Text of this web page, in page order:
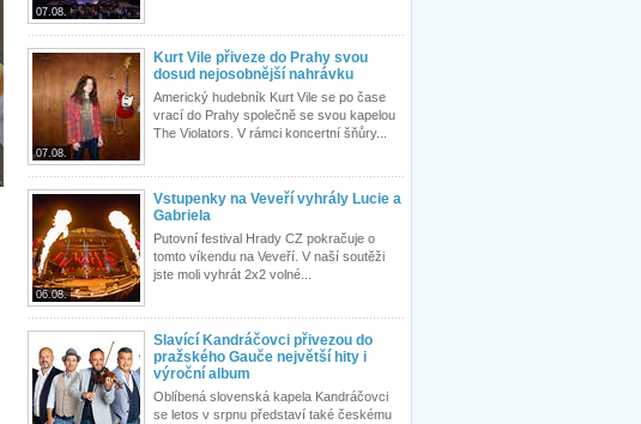
07.08.
07.08.
Kurt Vile přiveze do Prahy svou
dosud nejosobnější nahrávku
Americký hudebník Kurt Vile se po čase
vrací do Prahy společně se svou kapelou
The Violators. V rámci koncertní šňůry...
06.08.
Vstupenky na Veveří vyhrály Lucie a
Gabriela
Putovní festival Hrady CZ pokračuje o
tomto víkendu na Veveří. V naší soutěži
jste moli vyhrát 2x2 volné...
Slavící Kandráčovci přivezou do
pražského Gauče největší hity i
výroční album
Oblíbená slovenská kapela Kandráčovci
se letos v srpnu představí také českému